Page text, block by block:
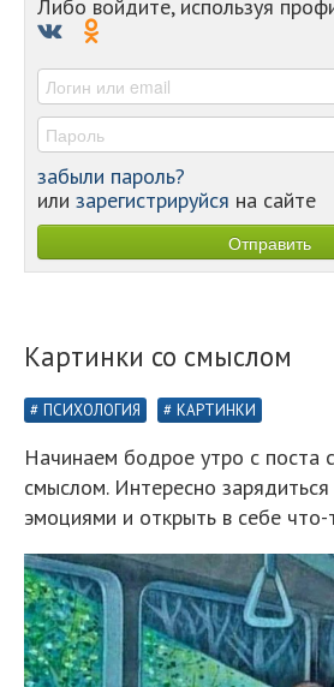
Либо войдите, используя
забыли пароль?
или зарегистрируйся на сайте
Картинки со смыслом
ПСИХОЛОГИЯ КАРТИНКИ
Начинаем бодрое утро с поста
смыслом. Интересно
эмоциями и открыть в себе что-